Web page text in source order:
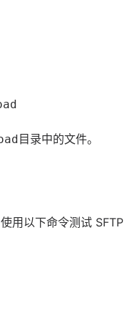
目录中的文件。
用以下命令测试 SFTP